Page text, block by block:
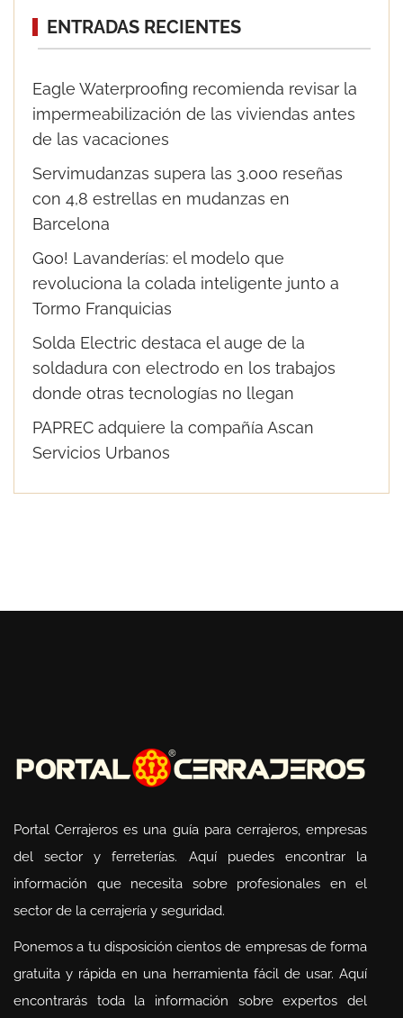
ENTRADAS RECIENTES
Eagle Waterproofing recomienda revisar la
impermeabilización de las viviendas antes
de las vacaciones
Servimudanzas supera las 3.000 reseñas
con 4,8 estrellas en mudanzas en
Barcelona
Goo! Lavanderías: el modelo que
revoluciona la colada inteligente junto a
Tormo Franquicias
Solda Electric destaca el auge de la
soldadura con electrodo en los trabajos
donde otras tecnologías no llegan
PAPREC adquiere la compañía Ascan
Servicios Urbanos
Portal Cerrajeros es una guía para cerrajeros, empresas
del sector y ferreterías. Aquí puedes encontrar la
información que necesita sobre profesionales en el
sector de la cerrajería y seguridad.
Ponemos a tu disposición cientos de empresas de forma
gratuita y rápida en una herramienta fácil de usar. Aquí
encontrarás toda la información sobre expertos del